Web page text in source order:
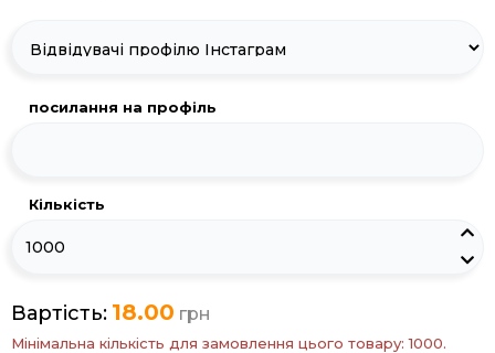
посилання на профіль
Кількість
Вартість: 18.00 грн
Мінімальна кількість для замовлення цього товару: 1000.